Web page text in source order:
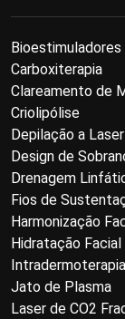
Carboxiterapia
Clareamento de
Criolipólise
Depilação a Laser
Design de
Drenagem
Fios de
Harmonização
Hidratação
Jato de Plasma
Laser de CO2